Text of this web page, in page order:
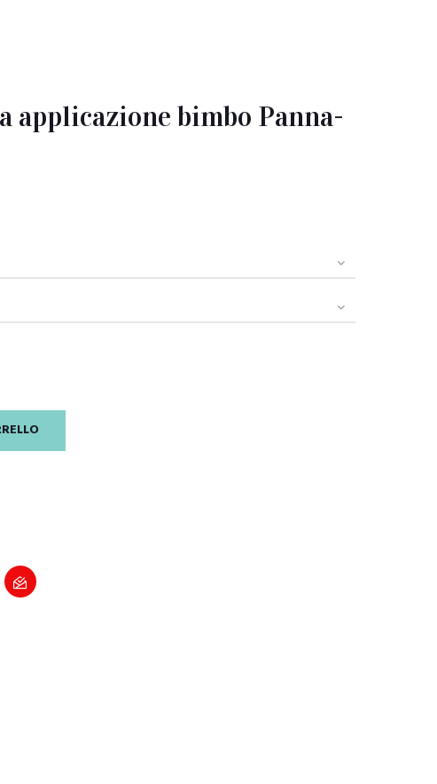
applicazione bimbo Panna-